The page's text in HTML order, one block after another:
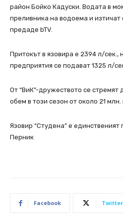
район Бойко Кадуски. Водата в
преливника на водоема и изтичат
предаде bTV.
Притокът в язовира е 2394 л/сек.,
предприятия се подават 1325 л/
От “ВиК”-дружеството се
обем в този сезон от около 21 млн.
Язовир “Студена” е
Перник
Facebook Twitter